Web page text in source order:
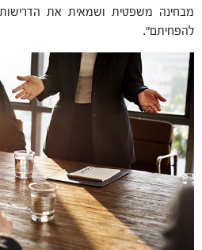
מבחינה משפטית ושמאית את
להפחיתם".